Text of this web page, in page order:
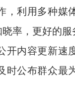
，利用多种媒
率，更好的服
内容更新速
时公布群众最